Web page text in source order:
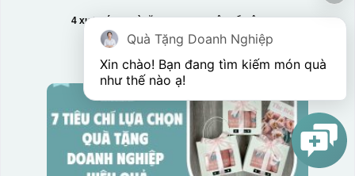
4 xu hướng quà tặng doanh nghiệp nổi bật 2025
Quà Tặng Doanh Nghiệp
Xin chào! Bạn đang tìm kiếm món quà
như thế nào ạ!